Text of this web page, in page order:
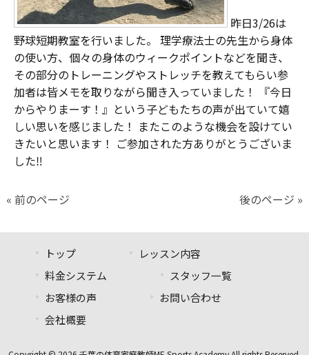
昨日3/26は
野球短期教室を行いました。 理学療法士の先生から身体
の使い方、個々の身体のウィークポイントなどを聞き、
その部分のトレーニングやストレッチを教えてもらい参
加者は皆メモを取りながら聞き入っていました！ 『今日
からやりまーす！』という子どもたちの声が出ていて嬉
しい思いを感じました！ またこのような機会を設けてい
きたいと思います！ ご参加された方ありがとうございま
した‼︎
« 前のページ 後のページ »
トップ
レッスン内容
料金システム
スタッフ一覧
お客様の声
お問い合わせ
会社概要